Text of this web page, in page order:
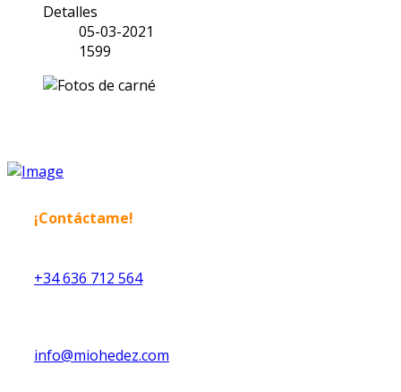
Detalles
05-03-2021
1599
¡Contáctame!
+34 636 712 564
info@miohedez.com